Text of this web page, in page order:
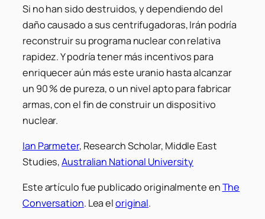
Si no han sido destruidos, y dependiendo del
daño causado a sus centrifugadoras, Irán podría
reconstruir su programa nuclear con relativa
rapidez. Y podría tener más incentivos para
enriquecer aún más este uranio hasta alcanzar
un 90 % de pureza, o un nivel apto para fabricar
armas, con el fin de construir un dispositivo
nuclear.
Ian Parmeter, Research Scholar, Middle East
Studies,Australian National University
Este artículo fue publicado originalmente enThe
Conversation. Lea eloriginal.